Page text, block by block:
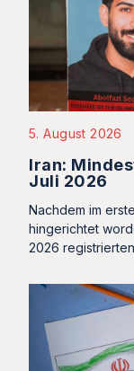
5. August 2026
Iran:
Juli 2026
Nachdem im
hingerichtet
2026